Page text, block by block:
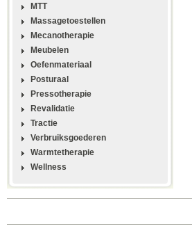
MTT
Massagetoestellen
Mecanotherapie
Meubelen
Oefenmateriaal
Posturaal
Pressotherapie
Revalidatie
Tractie
Verbruiksgoederen
Warmtetherapie
Wellness